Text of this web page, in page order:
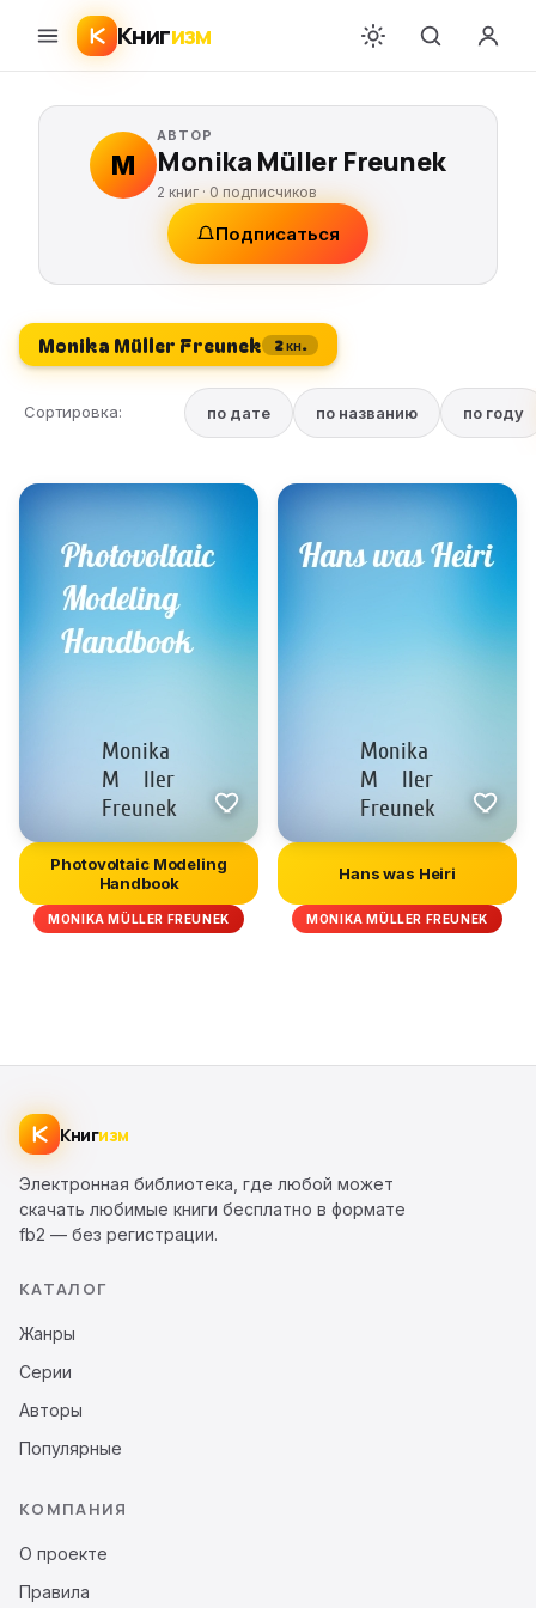
Книгизм
M
АВТОР
Monika Müller Freunek
2 книг ·0 подписчиков
Подписаться
Monika Müller Freunek 2 кн.
Сортировка: по дате по названию по году
Photovoltaic Modeling
Handbook
MONIKA MÜLLER FREUNEK
Hans was Heiri
MONIKA MÜLLER FREUNEK
Книгизм
Электронная библиотека, где любой может
скачать любимые книги бесплатно в формате
fb2 — без регистрации.
КАТАЛОГ
Жанры
Серии
Авторы
Популярные
КОМПАНИЯ
О проекте
Правила